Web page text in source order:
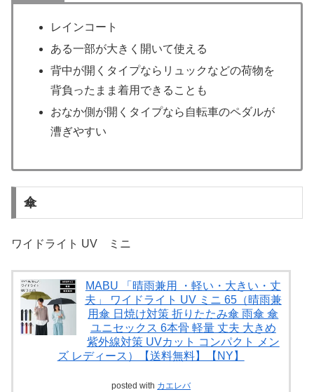
レインコート
ある一部が大きく開いて使える
背中が開くタイプならリュックなどの荷物を
背負ったまま着用できることも
おなか側が開くタイプなら自転車のペダルが
漕ぎやすい
傘
ワイドライト UV ミニ
MABU 「晴雨兼用 ・軽い・大きい・丈
夫」 ワイドライト UV ミニ 65（晴雨兼
用傘 日焼け対策 折りたたみ傘 雨傘 傘
ユニセックス 6本骨 軽量 丈夫 大きめ
紫外線対策 UVカット コンパクト メン
ズ レディース）【送料無料】【NY】
posted with カエレバ